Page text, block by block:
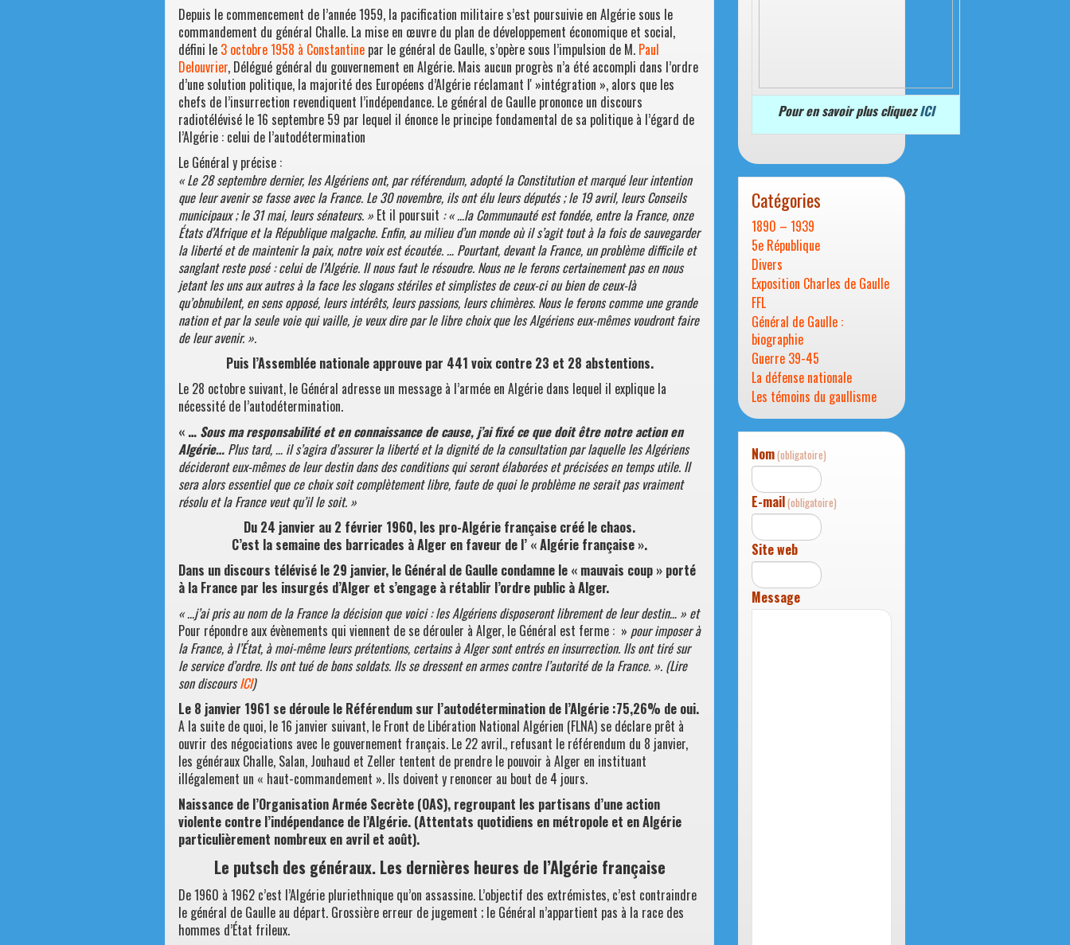
Depuis le commencement de l’année 1959, la pacification militaire s’est poursuivie en Algérie sous le
commandement du général Challe. La mise en œuvre du plan de développement économique et social,
défini le 3 octobre 1958 à Constantine par le général de Gaulle, s’opère sous l’impulsion de M. Paul
Delouvrier, Délégué général du gouvernement en Algérie. Mais aucun progrès n’a été accompli dans l’ordre
d’une solution politique, la majorité des Européens d’Algérie réclamant l' »intégration », alors que les
chefs de l’insurrection revendiquent l’indépendance. Le général de Gaulle prononce un discours
radiotélévisé le 16 septembre 59 par lequel il énonce le principe fondamental de sa politique à l’égard de
l’Algérie : celui de l’autodétermination
Le Général y précise :
« Le 28 septembre dernier, les Algériens ont, par référendum, adopté la Constitution et marqué leur intention
que leur avenir se fasse avec la France. Le 30 novembre, ils ont élu leurs députés ; le 19 avril, leurs Conseils
municipaux ; le 31 mai, leurs sénateurs. » Et il poursuit : « …la Communauté est fondée, entre la France, onze
États d’Afrique et la République malgache. Enfin, au milieu d’un monde où il s’agit tout à la fois de sauvegarder
la liberté et de maintenir la paix, notre voix est écoutée. … Pourtant, devant la France, un problème difficile et
sanglant reste posé : celui de l’Algérie. Il nous faut le résoudre. Nous ne le ferons certainement pas en nous
jetant les uns aux autres à la face les slogans stériles et simplistes de ceux-ci ou bien de ceux-là
qu’obnubilent, en sens opposé, leurs intérêts, leurs passions, leurs chimères. Nous le ferons comme une grande
nation et par la seule voie qui vaille, je veux dire par le libre choix que les Algériens eux-mêmes voudront faire
de leur avenir. ».
Puis l’Assemblée nationale approuve par 441 voix contre 23 et 28 abstentions.
Le 28 octobre suivant, le Général adresse un message à l’armée en Algérie dans lequel il explique la
nécessité de l’autodétermination.
« … Sous ma responsabilité et en connaissance de cause, j’ai fixé ce que doit être notre action en
Algérie… Plus tard, … il s’agira d’assurer la liberté et la dignité de la consultation par laquelle les Algériens
décideront eux-mêmes de leur destin dans des conditions qui seront élaborées et précisées en temps utile. Il
sera alors essentiel que ce choix soit complètement libre, faute de quoi le problème ne serait pas vraiment
résolu et la France veut qu’il le soit. »
Du 24 janvier au 2 février 1960, les pro-Algérie française créé le chaos.
C’est la semaine des barricades à Alger en faveur de l’ « Algérie française ».
Dans un discours télévisé le 29 janvier, le Général de Gaulle condamne le « mauvais coup » porté
à la France par les insurgés d’Alger et s’engage à rétablir l’ordre public à Alger.
« …j’ai pris au nom de la France la décision que voici : les Algériens disposeront librement de leur destin… » et
Pour répondre aux évènements qui viennent de se dérouler à Alger, le Général est ferme : » pour imposer à
la France, à l’État, à moi-même leurs prétentions, certains à Alger sont entrés en insurrection. Ils ont tiré sur
le service d’ordre. Ils ont tué de bons soldats. Ils se dressent en armes contre l’autorité de la France. ». (Lire
son discoursICI)
Le 8 janvier 1961 se déroule le Référendum sur l’autodétermination de l’Algérie :75,26% de oui.
A la suite de quoi, le 16 janvier suivant, le Front de Libération National Algérien (FLNA) se déclare prêt à
ouvrir des négociations avec le gouvernement français. Le 22 avril., refusant le référendum du 8 janvier,
les généraux Challe, Salan, Jouhaud et Zeller tentent de prendre le pouvoir à Alger en instituant
illégalement un « haut-commandement ». Ils doivent y renoncer au bout de 4 jours.
Naissance de l’Organisation Armée Secrète (OAS), regroupant les partisans d’une action
violente contre l’indépendance de l’Algérie. (Attentats quotidiens en métropole et en Algérie
particulièrement nombreux en avril et août).
Le putsch des généraux. Les dernières heures de l’Algérie française
De 1960 à 1962 c’est l’Algérie pluriethnique qu’on assassine. L’objectif des extrémistes, c’est contraindre
le général de Gaulle au départ. Grossière erreur de jugement ; le Général n’appartient pas à la race des
hommes d’État frileux.
Pour en savoir plus cliquezICI
Catégories
1890 – 1939
5e République
Divers
Exposition Charles de Gaulle
FFL
Général de Gaulle :
biographie
Guerre 39-45
La défense nationale
Les témoins du gaullisme
Nom(obligatoire)
E-mail(obligatoire)
Site web
Message